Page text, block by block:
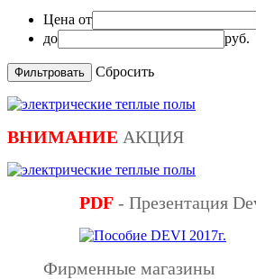
Цена от
до
руб.
Сбросить
ВНИМАНИЕ АКЦИЯ
PDF - Презентация
Фирменные магазины